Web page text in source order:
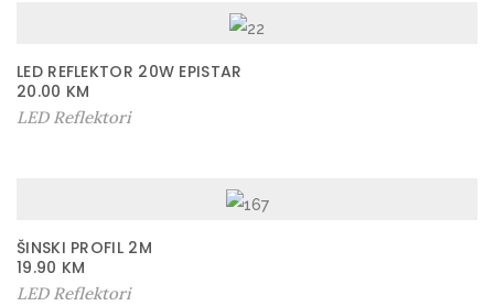
i
č
LED REFLEKTOR 20W EPISTAR
20.00 KM
LED Reflektori
ŠINSKI PROFIL 2M
19.90 KM
LED Reflektori